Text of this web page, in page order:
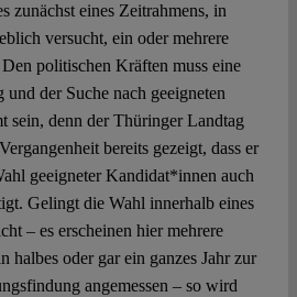
zunächst eines Zeitrahmens, in
versucht, ein oder mehrere
politischen Kräften muss eine
und der Suche nach geeigneten
sein, denn der Thüringer Landtag
bereits gezeigt, dass er
geeigneter Kandidat*innen auch
Gelingt die Wahl innerhalb eines
– es erscheinen hier mehrere
halbes oder gar ein ganzes Jahr zur
angemessen – so wird